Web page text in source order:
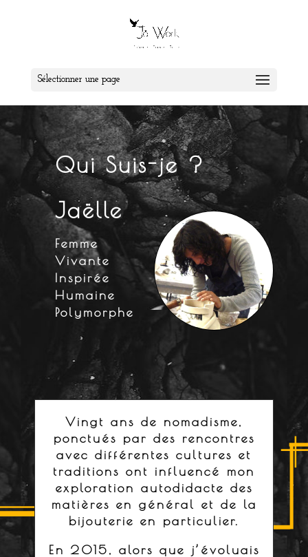
Sélectionner une page
Qui Suis-je ?
Jaëlle
Femme
Vivante
Inspirée
Humaine
Polymorphe
Vingt ans de nomadisme,
ponctués par des rencontres
avec différentes cultures et
traditions ont influencé mon
exploration autodidacte des
matières en général et de la
bijouterie en particulier.
En 2015, alors que j’évoluais